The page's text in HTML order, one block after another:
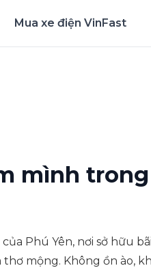
Mua xe điện VinFast
mình
Phú Yên, nơi sở hữu
mộng. Không ồn ào,